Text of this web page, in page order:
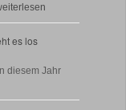
es los
diesem Jahr